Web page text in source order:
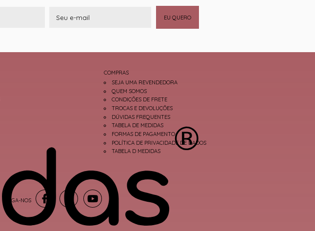
EU QUERO
COMPRAS
SEJA UMA REVENDEDORA
QUEM SOMOS
CONDIÇÕES DE FRETE
TROCAS E DEVOLUÇÕES
DÚVIDAS FREQUENTES
TABELA DE MEDIDAS
FORMAS DE PAGAMENTO
POLÍTICA DE PRIVACIDADE DE DADOS
TABELA D MEDIDAS